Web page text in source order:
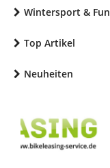
Wintersport & Fun
Top Artikel
Neuheiten